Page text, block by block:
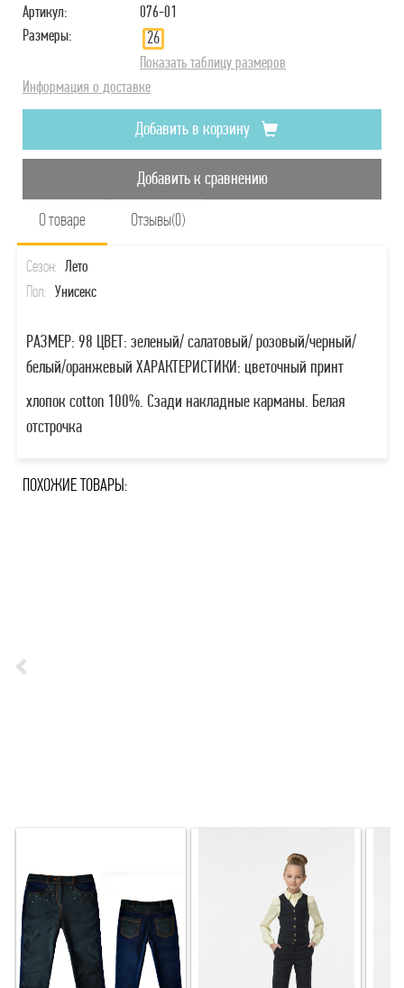
Артикул:
076-01
Размеры:
26
Показать таблицу размеров
Информация о доставке
Добавить в корзину
Добавить к сравнению
О товаре Отзывы(0)
Сезон: Лето
Пол: Унисекс
РАЗМЕР: 98 ЦВЕТ: зеленый/ салатовый/ розовый/черный/
белый/оранжевый ХАРАКТЕРИСТИКИ: цветочный принт
хлопок cotton 100%. Сзади накладные карманы. Белая
отстрочка
ПОХОЖИЕ ТОВАРЫ: